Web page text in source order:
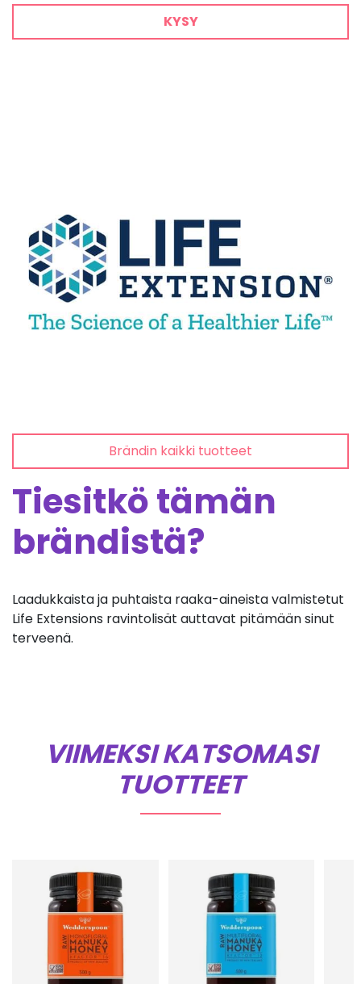
KYSY
Brändin kaikki tuotteet
Tiesitkö tämän
brändistä?
Laadukkaista ja puhtaista raaka-aineista valmistetut
Life Extensions ravintolisät auttavat pitämään sinut
terveenä.
VIIMEKSI KATSOMASI
TUOTTEET